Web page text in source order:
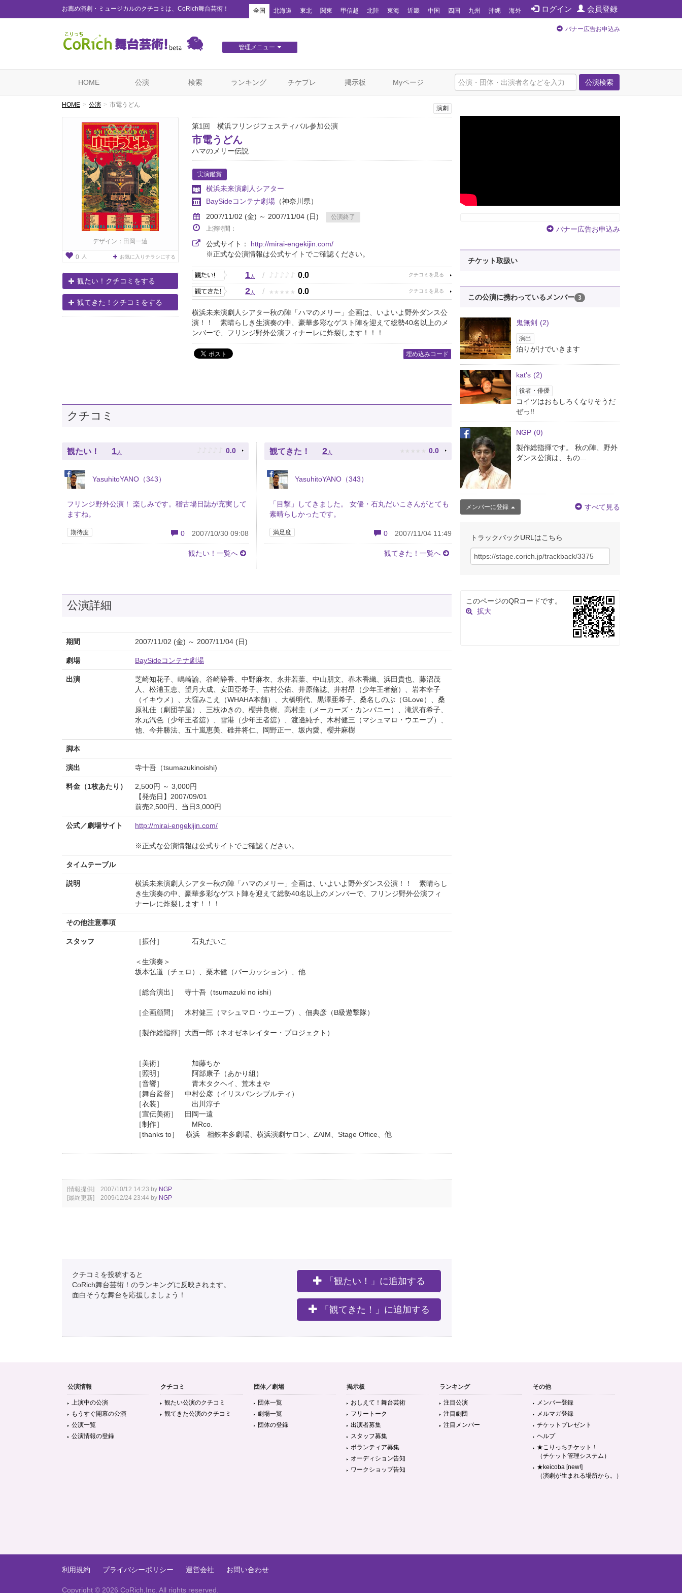
お薦め演劇・ミュージカルのクチコミは、CoRich舞台芸術！ ログイン 会員登録
全国 北海道 東北 関東 甲信越 北陸 東海 近畿 中国 四国 九州 沖縄 海外
管理メニュー
バナー広告お申込み
公演検索
HOME 公演 検索 ランキング チケプレ 掲示板 Myページ
HOME 公演 市電うどん
デザイン：田岡一遠
0 人 お気に入りチラシにする
観たい！クチコミをする
観てきた！クチコミをする
演劇
第1回 横浜フリンジフェスティバル参加公演
市電うどん
ハマのメリー伝説
実演鑑賞
横浜未来演劇人シアター
BaySideコンテナ劇場 （神奈川県）
2007/11/02 (金) ～ 2007/11/04 (日)
公演終了
上演時間：
公式サイト： http://mirai-engekijin.com/
※正式な公演情報は公式サイトでご確認ください。
1人 / ♪ ♪ ♪ ♪ ♪ 0.0
2人 / ★ ★ ★ ★ ★ 0.0
横浜未来演劇人シアター秋の陣「ハマのメリー」企画は、いよいよ野外ダンス公
演！！ 素晴らしき生演奏の中、豪華多彩なゲスト陣を迎えて総勢40名以上のメ
ンバーで、フリンジ野外公演フィナーレに炸裂します！！！
埋め込みコード
クチコミ
観たい！ 1 人 ♪ ♪ ♪ ♪ ♪ 0.0
YasuhitoYANO（343）
フリンジ野外公演！ 楽しみです。稽古場日誌が充実して
ますね。
期待度 0 2007/10/30 09:08
観たい！一覧へ
観てきた！ 2 人 ★ ★ ★ ★ ★ 0.0
YasuhitoYANO（343）
「目撃」してきました。 女優・石丸だいこさんがとても
素晴らしかったです。
満足度 0 2007/11/04 11:49
観てきた！一覧へ
公演詳細
期間 2007/11/02 (金) ～ 2007/11/04 (日)
劇場 BaySideコンテナ劇場
出演
芝崎知花子、嶋崎諭、谷崎静香、中野麻衣、永井若葉、中山朋文、春木香織、浜田貴也、藤沼茂
人、松浦玉恵、望月大成、安田亞希子、吉村公佑、井原脩誌、井村昂（少年王者舘）、岩本幸子
（イキウメ）、大窪みこえ（WHAHA本舗）、大橋明代、黒澤亜希子、桑名しのぶ（GLove）、桑
原礼佳（劇団芋屋）、三枝ゆきの、櫻井良樹、高村圭（メーカーズ・カンパニー）、滝沢有希子、
水元汽色（少年王者舘）、雪港（少年王者舘）、渡邊純子、木村健三（マシュマロ・ウエーブ）、
他、今井勝法、五十嵐恵美、碓井将仁、岡野正一、坂内愛、櫻井麻樹
脚本
演出 寺十吾（tsumazukinoishi)
料金（1枚あたり）
2,500円 ～ 3,000円
【発売日】2007/09/01
前売2,500円、当日3,000円
公式／劇場サイト http://mirai-engekijin.com/
※正式な公演情報は公式サイトでご確認ください。
タイムテーブル
説明
横浜未来演劇人シアター秋の陣「ハマのメリー」企画は、いよいよ野外ダンス公演！！ 素晴らし
き生演奏の中、豪華多彩なゲスト陣を迎えて総勢40名以上のメンバーで、フリンジ野外公演フィ
ナーレに炸裂します！！！
その他注意事項
スタッフ ［振付］ 石丸だいこ
＜生演奏＞
坂本弘道（チェロ）、栗木健（パーカッション）、他
［総合演出］ 寺十吾（tsumazuki no ishi）
［企画顧問］ 木村健三（マシュマロ・ウエーブ）、佃典彦（B級遊撃隊）
［製作総指揮］大西一郎（ネオゼネレイター・プロジェクト）
［美術］ 加藤ちか
［照明］ 阿部康子（あかり組）
［音響］ 青木タクヘイ、荒木まや
［舞台監督］ 中村公彦（イリスパンシブルティ）
［衣装］ 出川淳子
［宣伝美術］ 田岡一遠
［制作］ MRco.
［thanks to］ 横浜 相鉄本多劇場、横浜演劇サロン、ZAIM、Stage Office、他
[情報提供] 2007/10/12 14:23 by NGP
[最終更新] 2009/12/24 23:44 by NGP
クチコミを投稿すると
CoRich舞台芸術！のランキングに反映されます。
面白そうな舞台を応援しましょう！
「観たい！」に追加する
「観てきた！」に追加する
バナー広告お申込み
チケット取扱い
この公演に携わっているメンバー 3
鬼無剣 (2)
演出
泊りがけでいきます
kat's (2)
役者・俳優
コイツはおもしろくなりそうだ
ぜっ!!
NGP (0)
製作総指揮です。 秋の陣、野外
ダンス公演は、もの...
メンバーに登録 すべて見る
トラックバックURLはこちら
このページのQRコードです。
拡大
公演情報
上演中の公演
もうすぐ開幕の公演
公演一覧
公演情報の登録
クチコミ
観たい公演のクチコミ
観てきた公演のクチコミ
団体／劇場
団体一覧
劇場一覧
団体の登録
掲示板
おしえて！舞台芸術
フリートーク
出演者募集
スタッフ募集
ボランティア募集
オーディション告知
ワークショップ告知
ランキング
注目公演
注目劇団
注目メンバー
その他
メンバー登録
メルマガ登録
チケットプレゼント
ヘルプ
★こりっちチケット！
（チケット管理システム）
★keicoba [new!]
（演劇が生まれる場所から。）
利用規約 プライバシーポリシー 運営会社 お問い合わせ
Copyright © 2026 CoRich,Inc. All rights reserved.